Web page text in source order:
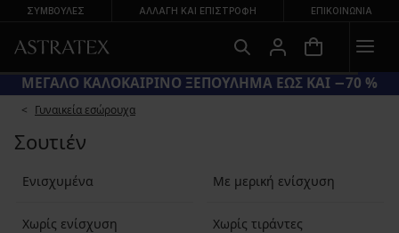
ΣΥΜΒΟΥΛΕΣ ΑΛΛΑΓΉ ΚΑΙ ΕΠΙΣΤΡΟΦΉ ΕΠΙΚΟΙΝΩΝΊΑ
ΜΕΓΑΛΟ ΚΑΛΟΚΑΙΡΙΝΟ ΞΕΠΟΥΛΗΜΑ ΕΩΣ ΚΑΙ −70 %
Γυναικεία εσώρουχα
Σουτιέν
Ενισχυμένα Με μερική ενίσχυση
Χωρίς ενίσχυση Χωρίς τιράντες